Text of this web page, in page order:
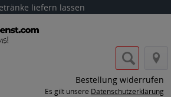
liefern lassen
Bestellung widerrufen
Es gilt unsere Datenschutzerklärung